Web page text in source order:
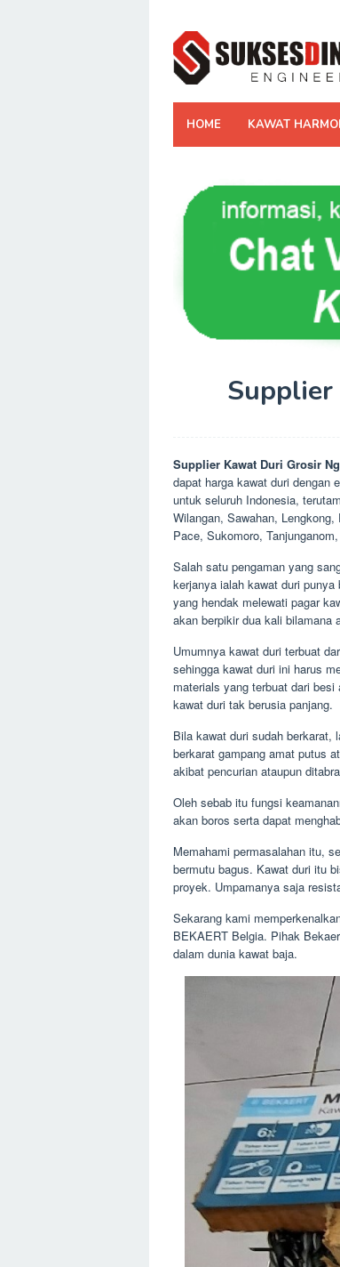
content
HOME KAWAT
Supplier Kawat Duri Grosir
dapat harga kawat duri dengan
untuk seluruh Indonesia,
Wilangan, Sawahan,
Pace, Sukomoro,
Salah satu pengaman yang
kerjanya ialah kawat duri
yang hendak melewati pagar
akan berpikir dua kali bilamana
Umumnya kawat duri terbuat
sehingga kawat duri ini harus
materials yang terbuat dari
kawat duri tak berusia panjang.
Bila kawat duri sudah berkarat,
berkarat gampang amat putus
akibat pencurian ataupun
Oleh sebab itu fungsi
akan boros serta dapat
Memahami permasalahan itu,
bermutu bagus. Kawat duri itu
proyek. Umpamanya saja
Sekarang kami
BEKAERT Belgia. Pihak
dalam dunia kawat baja.